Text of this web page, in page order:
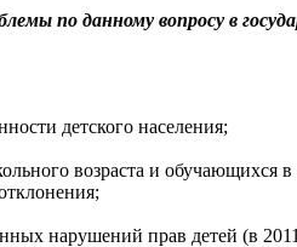
по данному вопросу в
детского населения;
возраста и
нарушений прав детей (в